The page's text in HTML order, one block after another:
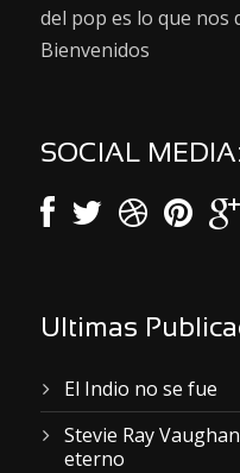
del pop es lo que nos
Bienvenidos
SOCIAL MEDIA:
Ultimas
El Indio no se fue
Stevie Ray
eterno